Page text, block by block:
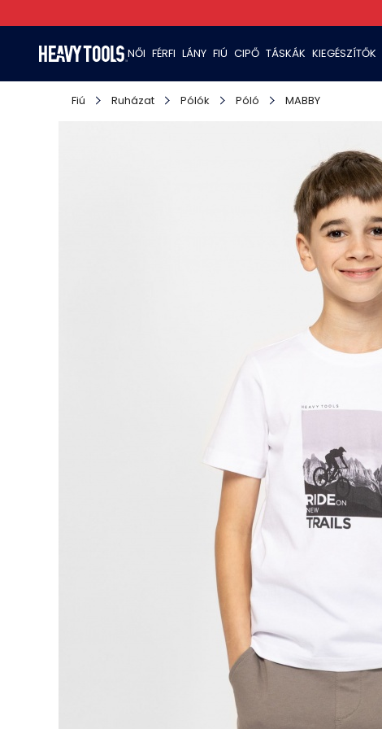
NŐI FÉRFI LÁNY FIÚ CIPŐ TÁSKÁK KIEGÉSZÍTŐK
Fiú Ruházat Pólók Póló MABBY